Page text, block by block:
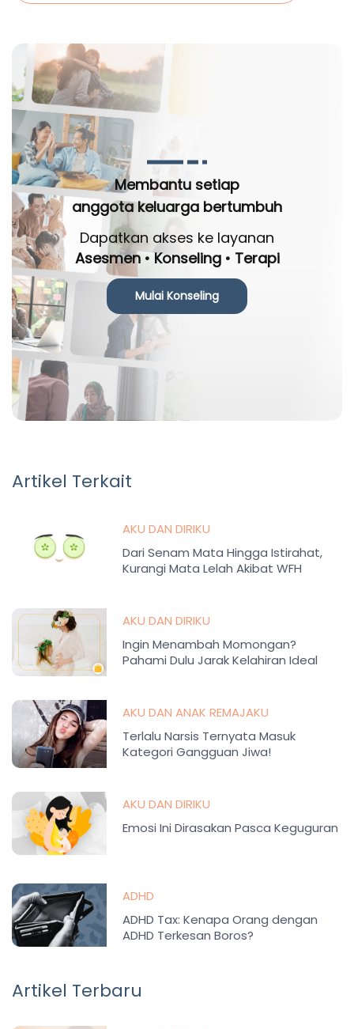
Membantu setiap
anggota keluarga bertumbuh
Dapatkan akses ke layanan
Asesmen • Konseling • Terapi
Mulai Konseling
Artikel Terkait
AKU DAN DIRIKU
Dari Senam Mata Hingga Istirahat,
Kurangi Mata Lelah Akibat WFH
AKU DAN DIRIKU
Ingin Menambah Momongan?
Pahami Dulu Jarak Kelahiran Ideal
AKU DAN ANAK REMAJAKU
Terlalu Narsis Ternyata Masuk
Kategori Gangguan Jiwa!
AKU DAN DIRIKU
Emosi Ini Dirasakan Pasca Keguguran
ADHD
ADHD Tax: Kenapa Orang dengan
ADHD Terkesan Boros?
Artikel Terbaru